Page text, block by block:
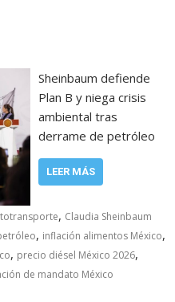
Sheinbaum defiende
Plan B y niega crisis
ambiental tras
derrame de petróleo
LEER MÁS
, Claudia Sheinbaum
, inflación alimentos México,
, precio diésel México 2026,
de mandato México